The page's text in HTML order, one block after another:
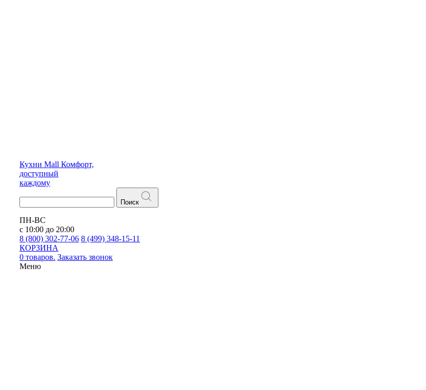
Кухни Mall Комфорт,
доступный
каждому
Поиск
ПН-ВС
с 10:00 до 20:00
8 (800) 302-77-06 8 (499) 348-15-11
КОРЗИНА
0 товаров. Заказать звонок
Меню